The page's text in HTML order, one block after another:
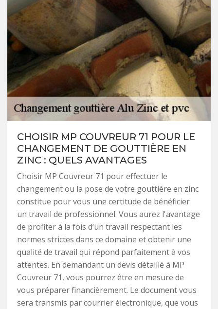
CHOISIR MP COUVREUR 71 POUR LE
CHANGEMENT DE GOUTTIÈRE EN
ZINC : QUELS AVANTAGES
Choisir MP Couvreur 71 pour effectuer le
changement ou la pose de votre gouttière en zinc
constitue pour vous une certitude de bénéficier
un travail de professionnel. Vous aurez l'avantage
de profiter à la fois d’un travail respectant les
normes strictes dans ce domaine et obtenir une
qualité de travail qui répond parfaitement à vos
attentes. En demandant un devis détaillé à MP
Couvreur 71, vous pourrez être en mesure de
vous préparer financièrement. Le document vous
sera transmis par courrier électronique, que vous